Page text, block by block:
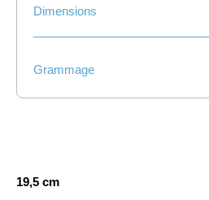
Dimensions
Grammage
19,5 cm